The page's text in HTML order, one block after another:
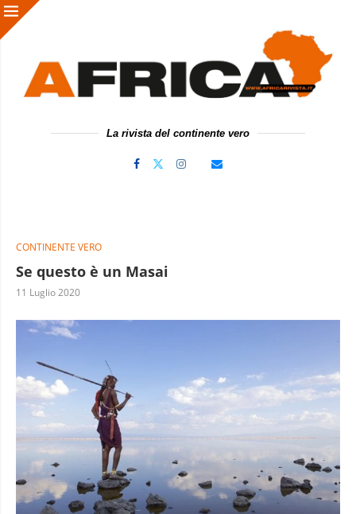
La rivista del continente vero
CONTINENTE VERO
Se questo è un Masai
11 Luglio 2020